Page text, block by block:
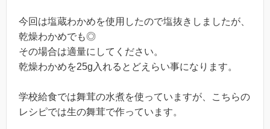
今回は塩蔵わかめを使用したので塩抜きしましたが、
乾燥わかめでも◎
その場合は適量にしてください。
乾燥わかめを25g入れるとどえらい事になります。
学校給食では舞茸の水煮を使っていますが、こちらの
レシピでは生の舞茸で作っています。